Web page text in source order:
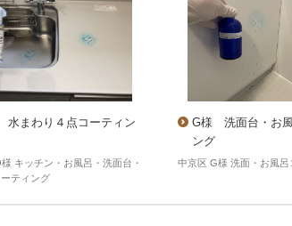
まわり４点コーティン
キッチン・お風呂・洗面台・
ーティング
G様 洗面台・お
ング
中京区 G様 洗面・お風呂